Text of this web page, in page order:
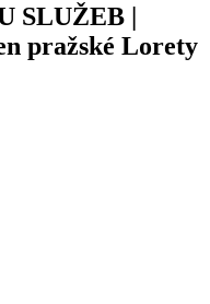
SLUŽEB |
pražské Lorety